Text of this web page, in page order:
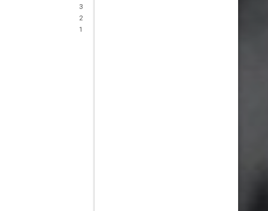
3
2
1